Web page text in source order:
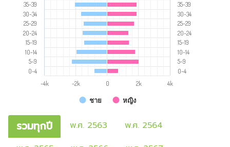
ชาย หญิง
0-4
5-9
10-14
15-19
20-24
25-29
30-34
35-39
0-4
5-9
10-14
15-19
20-24
25-29
30-34
35-39
-2k 0 2k
-4k 4k
รวมทุกปี พ.ศ. 2563
พ.ศ. 2564